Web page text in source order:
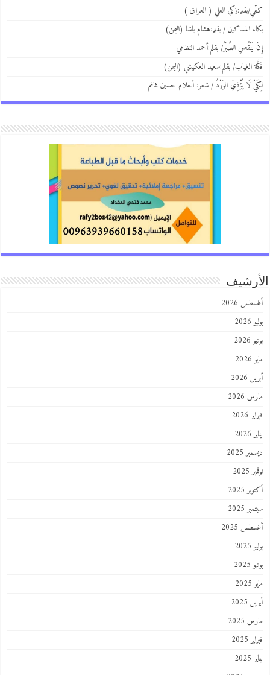
بقلم:زكي العلي ( العراق )
المساكين / بقلم:هشام باشا (اليمن)
الصَّبْرُ/ بقلم:أحمد النظامي
الغياب/ بقلم:سعيد العكيشي (اليمن)
لَا يُؤْذِيَ الوَرْدُ / شعر: أحلام حسين غانم
2026
2026
2025
2025
2025
2025
2025